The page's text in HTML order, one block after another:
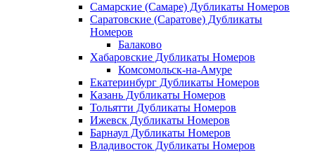
Самарские (Самаре) Дубликаты Номеров
Саратовские (Саратове) Дубликаты
Номеров
Балаково
Хабаровские Дубликаты Номеров
Комсомольск-на-Амуре
Екатеринбург Дубликаты Номеров
Казань Дубликаты Номеров
Тольятти Дубликаты Номеров
Ижевск Дубликаты Номеров
Барнаул Дубликаты Номеров
Владивосток Дубликаты Номеров